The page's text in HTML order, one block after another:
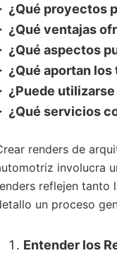
¿Qué proyectos
¿Qué ventajas
¿Qué aspectos
¿Qué aportan
¿Puede
¿Qué servicios
renders de
involucra
reflejen tanto
un proceso
Entender los